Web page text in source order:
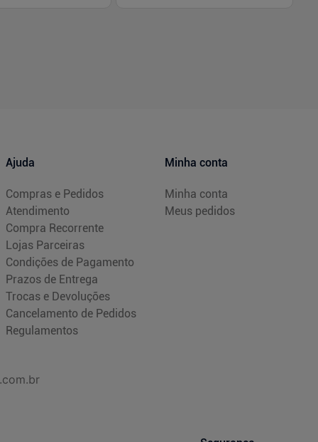
Ajuda
Compras e Pedidos
Atendimento
Compra Recorrente
Lojas Parceiras
Condições de Pagamento
Prazos de Entrega
Trocas e Devoluções
Cancelamento de Pedidos
Regulamentos
Minha conta
Minha conta
Meus pedidos